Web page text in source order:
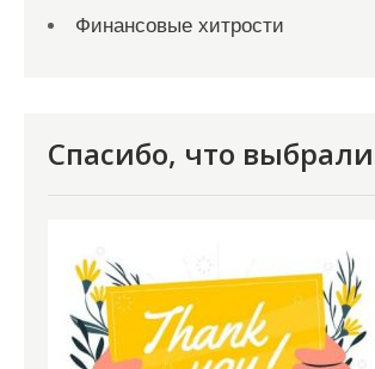
Финансовые хитрости
Спасибо, что